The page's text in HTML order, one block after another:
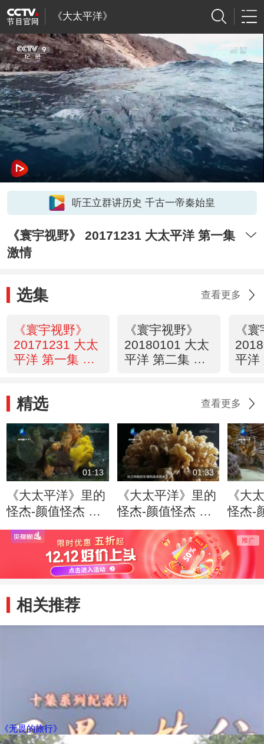
《大太平洋》
听王立群讲历史 千古一帝秦始皇
《寰宇视野》 20171231 大太平洋 第一集
激情
选集 查看更多
《寰宇视野》
20171231 大太
平洋 第一集 激
《寰宇视野》
20180101 大太
平洋 第二集 神
《
平洋
精选 查看更多
01:13
《大太平洋》里的
怪杰-颜值怪杰 躄
鱼
01:33
《大太平洋》里的
怪杰-颜值怪杰 玻
璃海绵
《大
怪杰-
鲉
相关推荐
《无畏的旅行》